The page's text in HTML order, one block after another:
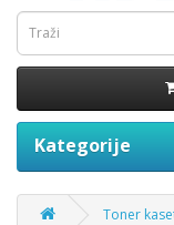
Kategorije
Toner